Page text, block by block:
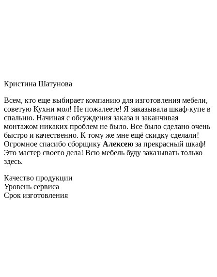
Кристина Шатунова
Всем, кто еще выбирает компанию для изготовления мебели,
советую Кухни мол! Не пожалеете! Я заказывала шкаф-купе в
спальню. Начиная с обсуждения заказа и заканчивая
монтажом никаких проблем не было. Все было сделано очень
быстро и качественно. К тому же мне ещё скидку сделали!
Огромное спасибо сборщику Алексею за прекрасный шкаф!
Это мастер своего дела! Всю мебель буду заказывать только
здесь.
Качество продукции
Уровень сервиса
Срок изготовления